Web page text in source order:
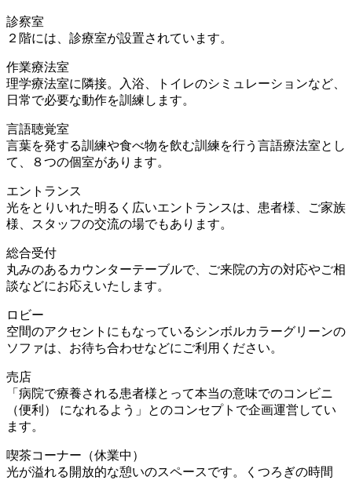
診察室
２階には、診療室が設置されています。
作業療法室
理学療法室に隣接。入浴、トイレのシミュレーションなど、
日常で必要な動作を訓練します。
言語聴覚室
言葉を発する訓練や食べ物を飲む訓練を行う言語療法室とし
て、８つの個室があります。
エントランス
光をとりいれた明るく広いエントランスは、患者様、ご家族
様、スタッフの交流の場でもあります。
総合受付
丸みのあるカウンターテーブルで、ご来院の方の対応やご相
談などにお応えいたします。
ロビー
空間のアクセントにもなっているシンボルカラーグリーンの
ソファは、お待ち合わせなどにご利用ください。
売店
「病院で療養される患者様とって本当の意味でのコンビニ
（便利） になれるよう」とのコンセプトで企画運営してい
ます。
喫茶コーナー（休業中）
光が溢れる開放的な憩いのスペースです。くつろぎの時間